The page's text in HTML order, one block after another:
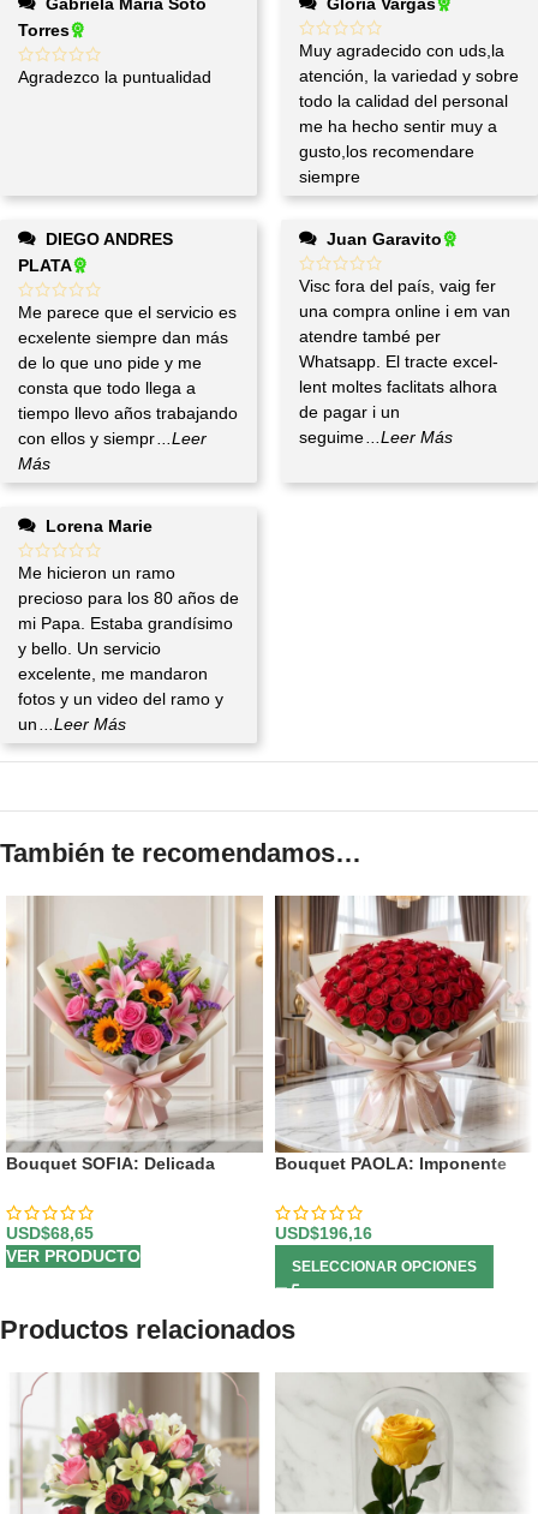
Torres
Agradezco la puntualidad
Muy agradecido con uds,la
atención, la variedad y sobre
todo la calidad del personal
me ha hecho sentir muy a
gusto,los recomendare
siempre
PLATA
Me parece que el servicio es
ecxelente siempre dan más
de lo que uno pide y me
consta que todo llega a
tiempo llevo años trabajando
con ellos y siempr
...Leer
Más
Juan Garavito
Visc fora del país, vaig fer
una compra online i em van
atendre també per
Whatsapp. El tracte excel-
lent moltes faclitats alhora
de pagar i un
seguime
...Leer Más
Lorena Marie
Me hicieron un ramo
precioso para los 80 años de
mi Papa. Estaba grandísimo
y bello. Un servicio
excelente, me mandaron
fotos y un video del ramo y
un
...Leer Más
También te recomendamos…
Bouquet SOFIA: Delicada
Primaverales 💐
USD$68,65
VER PRODUCTO
Bouquet PAOLA: Imponente
Rosas 🌹
USD$196,16
SELECCIONAR OPCIONES
Productos relacionados